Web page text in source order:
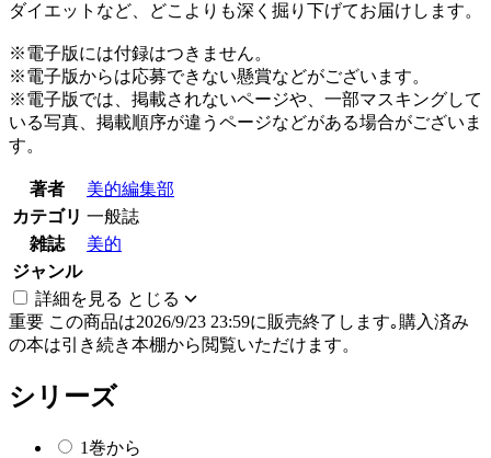
ダイエットなど、どこよりも深く掘り下げてお届けします。
※電子版には付録はつきません。
※電子版からは応募できない懸賞などがございます。
※電子版では、掲載されないページや、一部マスキングして
いる写真、掲載順序が違うページなどがある場合がございま
す。
著者
美的編集部
カテゴリ 一般誌
雑誌
美的
ジャンル
詳細を見る とじる
重要 この商品は2026/9/23 23:59に販売終了します｡購入済み
の本は引き続き本棚から閲覧いただけます。
シリーズ
1巻から